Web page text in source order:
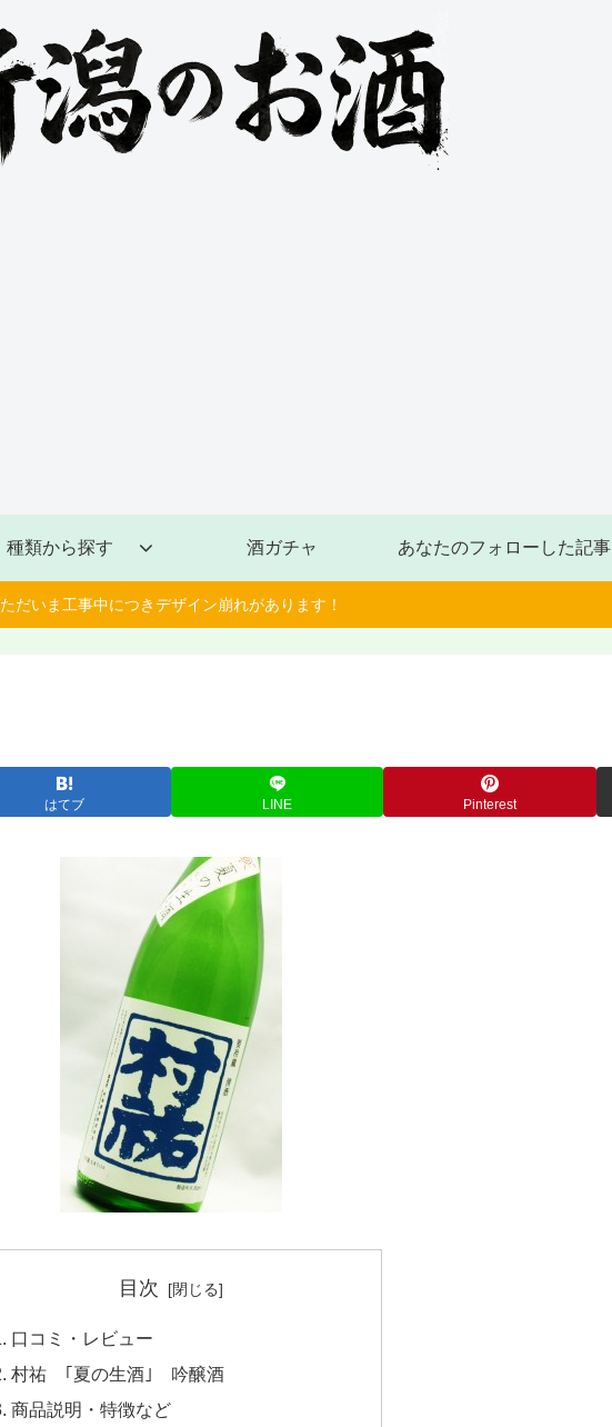
種類から探す 酒ガチャ あなたのフォローした記事
ただいま工事中につきデザイン崩れがあります！
はてブ LINE Pinterest
目次
口コミ・レビュー
村祐 ｢夏の生酒｣ 吟醸酒
商品説明・特徴など